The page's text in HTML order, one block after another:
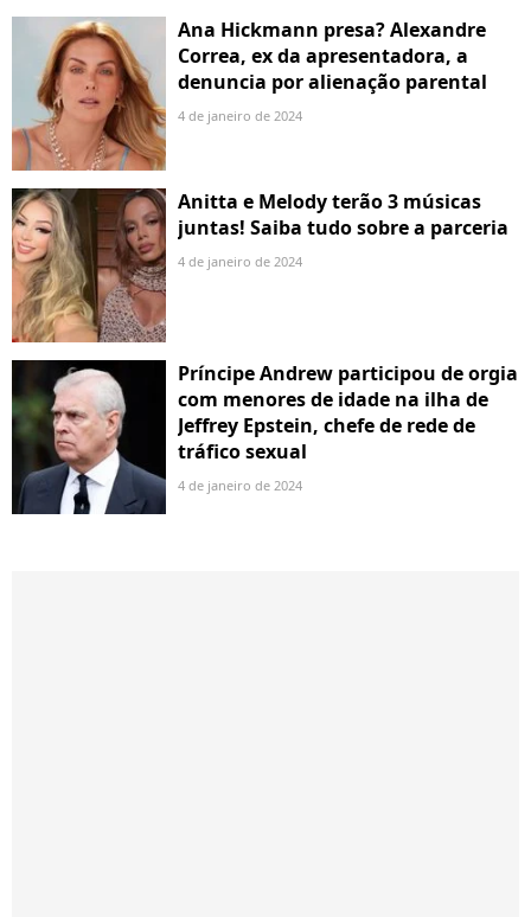
Ana Hickmann presa? Alexandre
Correa, ex da apresentadora, a
denuncia por alienação parental
4 de janeiro de 2024
Anitta e Melody terão 3 músicas
juntas! Saiba tudo sobre a parceria
4 de janeiro de 2024
Príncipe Andrew participou de orgia
com menores de idade na ilha de
Jeffrey Epstein, chefe de rede de
tráfico sexual
4 de janeiro de 2024